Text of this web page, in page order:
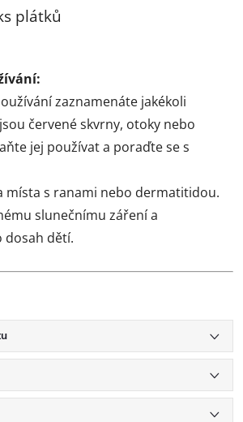
plátků
zaznamenáte jakékoli
červené skvrny, otoky nebo
jej používat a poraďte se s
místa s ranami nebo dermatitidou.
slunečnímu záření a
dosah dětí.